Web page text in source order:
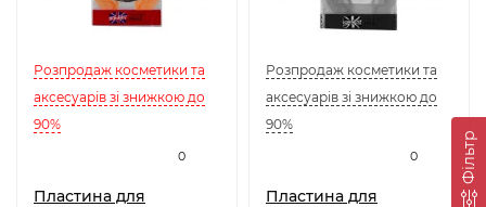
Фільтр
0
Розпродаж косметики та
аксесуарів зі знижкою до
90%
Пластина для
0
Розпродаж косметики та
аксесуарів зі знижкою до
90%
Пластина для